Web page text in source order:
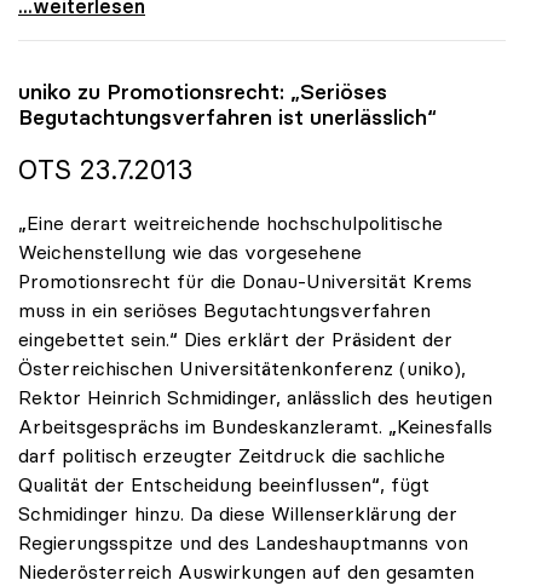
Medizin-Fakultät Linz: Ministerratsbeschluss ist
...weiterlesen
uniko zu Promotionsrecht: „Seriöses
Begutachtungsverfahren ist unerlässlich“
OTS 23.7.2013
„Eine derart weitreichende hochschulpolitische
Weichenstellung wie das vorgesehene
Promotionsrecht für die Donau-Universität Krems
muss in ein seriöses Begutachtungsverfahren
eingebettet sein.“ Dies erklärt der Präsident der
Österreichischen Universitätenkonferenz (uniko),
Rektor Heinrich Schmidinger, anlässlich des heutigen
Arbeitsgesprächs im Bundeskanzleramt. „Keinesfalls
darf politisch erzeugter Zeitdruck die sachliche
Qualität der Entscheidung beeinflussen“, fügt
Schmidinger hinzu. Da diese Willenserklärung der
Regierungsspitze und des Landeshauptmanns von
Niederösterreich Auswirkungen auf den gesamten